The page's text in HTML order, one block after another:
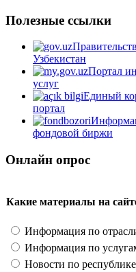
Полезные ссылки
Узбекистан
Портал
услуг
Единый
портал
фондовой биржи
Онлайн опрос
Какие материалы на
Информация по
Информация по
Новости по республике